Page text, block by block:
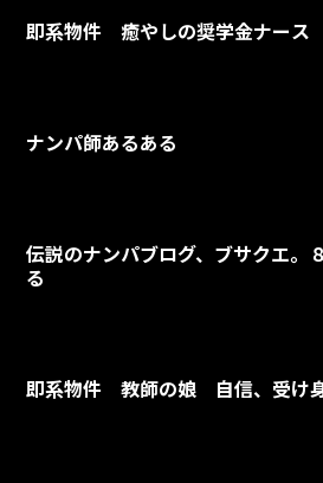
即系物件 癒やしの奨学金ナース
ナンパ師あるある
伝説のナンパブログ、ブサクエ。
る
即系物件 教師の娘 自信、受け